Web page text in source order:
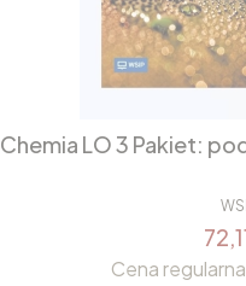
Chemia LO 3 Pakiet:
Cena